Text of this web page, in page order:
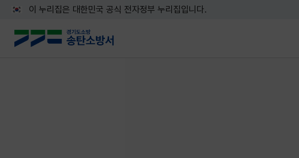
이 누리집은 대한민국 공식 전자정부 누리집입니다.